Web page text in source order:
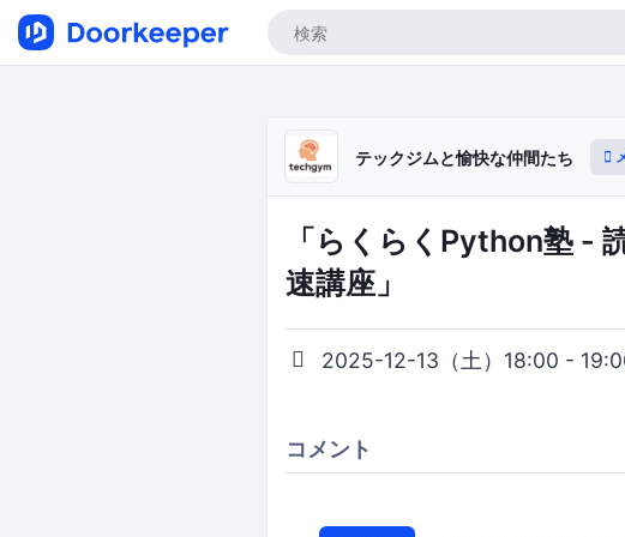
テックジムと愉快な仲間たち
「らくらくPython塾 -
速講座」
2025-12-13（土）18:00 -
コメント